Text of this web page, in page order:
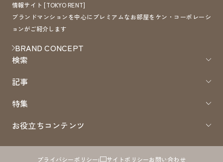
情報サイト [TOKYO RENT]
ブランドマンションを中心にプレミアムなお部屋をケン・コーポレーシ
ョンがご紹介します
BRAND CONCEPT
検索
記事
特集
お役立ちコンテンツ
プライバシーポリシー サイトポリシーお問い合わせ